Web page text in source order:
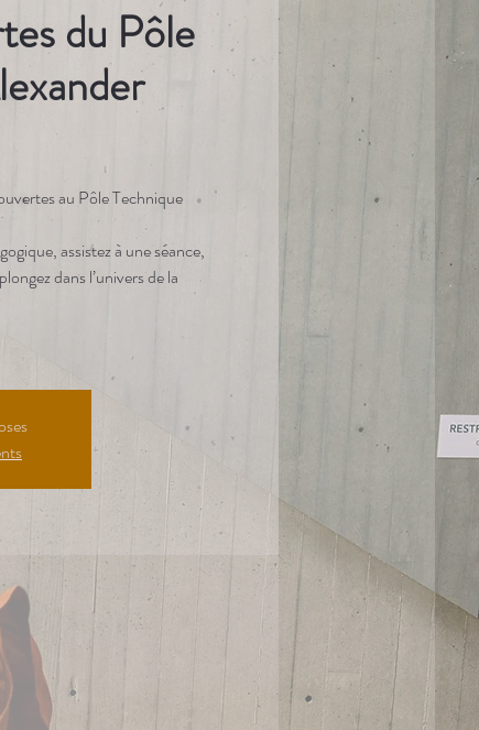
du Pôle
au Pôle Technique
assistez à une séance,
dans l’univers de la